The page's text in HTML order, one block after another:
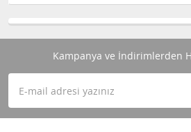
Kampanya ve İndirimlerden